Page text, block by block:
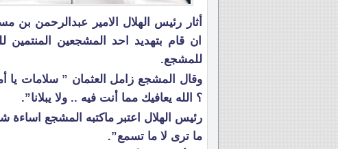
أثار رئيس الهلال الامير عبدالرحمن بن
ان قام بتهديد احد المشجعين
للمشجع.
وقال المشجع زامل العثمان ” سلامات يا
؟ الله يعافيك مما أنت فيه .. ولا يبلانا”.
رئيس الهلال اعتبر ماكتبه المشجع اساءة
ما ترى لا ما تسمع”.